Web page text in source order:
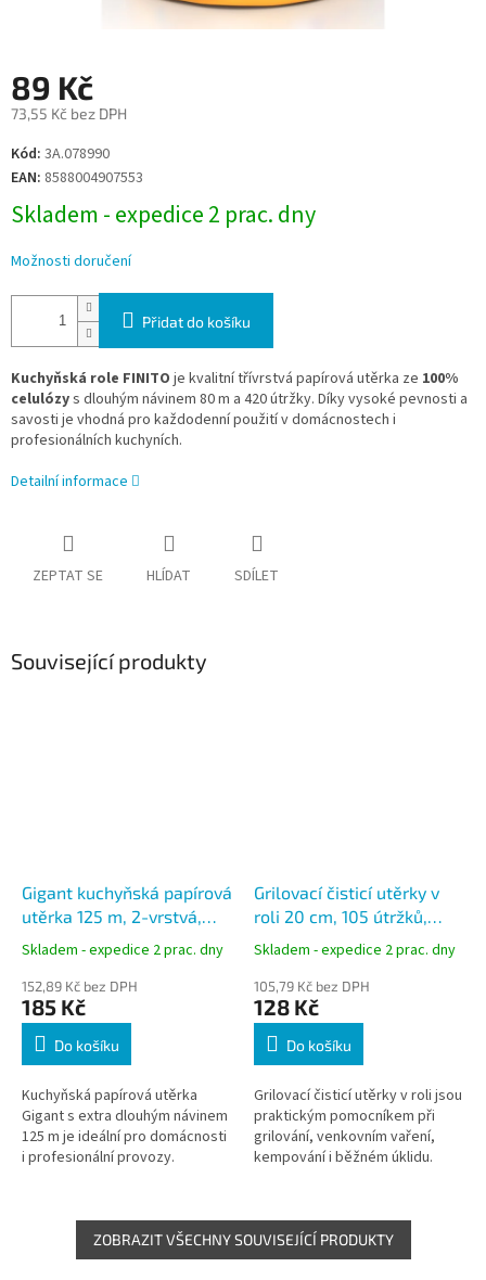
89 Kč
73,55 Kč bez DPH
Měrná
cena:
Kód: 3A.078990
EAN: 8588004907553
Skladem - expedice 2 prac. dny
Možnosti doručení
Přidat do košíku
Kuchyňská role FINITO je kvalitní třívrstvá papírová utěrka ze 100%
celulózys dlouhým návinem 80 m a 420 útržky. Díky vysoké pevnosti a
savosti je vhodná pro každodenní použití v domácnostech i
profesionálních kuchyních.
Detailní informace
ZEPTAT SE HLÍDAT SDÍLET
Související produkty
Gigant kuchyňská papírová
utěrka 125 m, 2-vrstvá,
celulóza
Skladem - expedice 2 prac. dny
152,89 Kč bez DPH
185 Kč
Do košíku
Kuchyňská papírová utěrka
Gigant s extra dlouhým návinem
125 m je ideální pro domácnosti
i profesionální provozy.
Grilovací čisticí utěrky v
roli 20 cm, 105 útržků,
návin 33 m, vnitřní
odvíjení, extra savé
Skladem - expedice 2 prac. dny
105,79 Kč bez DPH
128 Kč
Do košíku
Grilovací čisticí utěrky v roli jsou
praktickým pomocníkem při
grilování, venkovním vaření,
kempování i běžném úklidu.
ZOBRAZIT VŠECHNY SOUVISEJÍCÍ PRODUKTY